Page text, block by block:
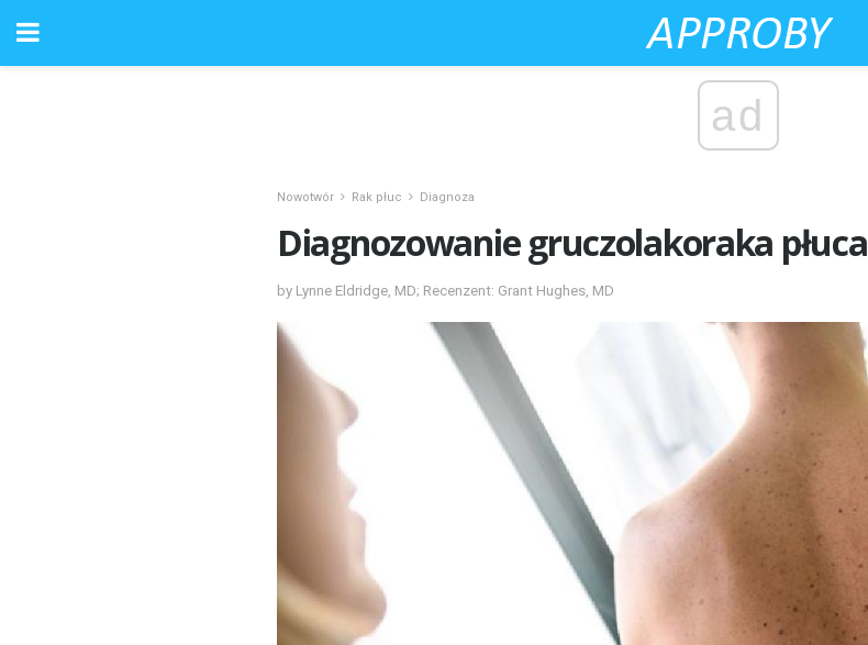
ad
Nowotwór Rak płuc Diagnoza
Diagnozowanie gruczolakoraka płuca
by Lynne Eldridge, MD; Recenzent: Grant Hughes, MD